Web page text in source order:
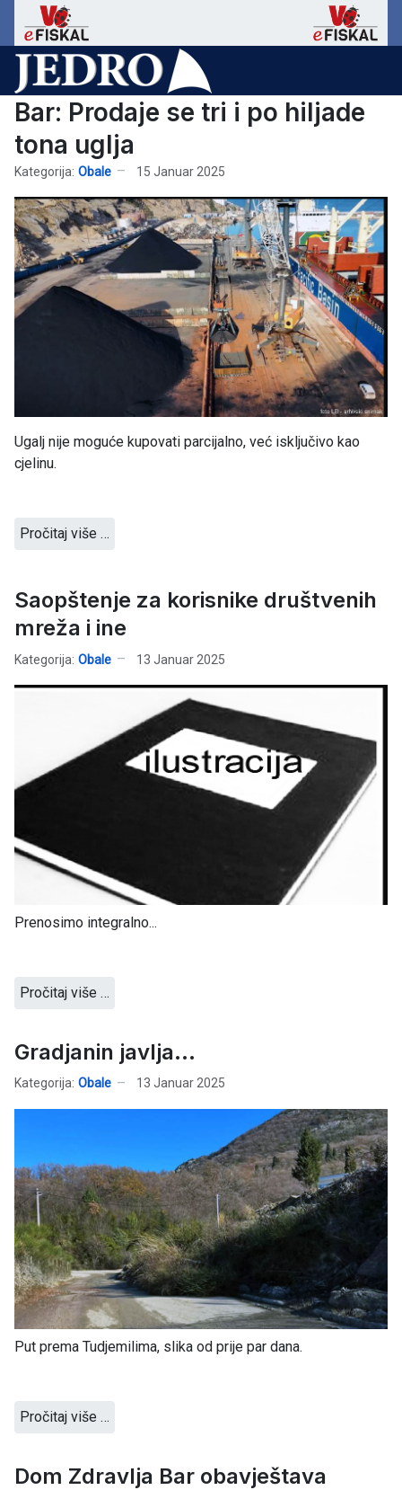
Bar: Prodaje se tri i po hiljade
tona uglja
Kategorija: Obale 15 Januar 2025
Ugalj nije moguće kupovati parcijalno, već isključivo kao
cjelinu.
Pročitaj više …
Saopštenje za korisnike društvenih
mreža i ine
Kategorija: Obale 13 Januar 2025
Prenosimo integralno...
Pročitaj više …
Gradjanin javlja...
Kategorija: Obale 13 Januar 2025
Put prema Tudjemilima, slika od prije par dana.
Pročitaj više …
Dom Zdravlja Bar obavještava